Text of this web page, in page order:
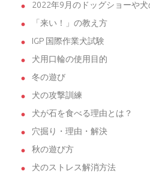
2022年9月のドッグショーや
「来い！」の教え方
IGP 国際作業犬試験
犬用口輪の使用目的
冬の遊び
犬の攻撃訓練
犬が石を食べる理由とは？
穴掘り・理由・解決
秋の遊び方
犬のストレス解消方法